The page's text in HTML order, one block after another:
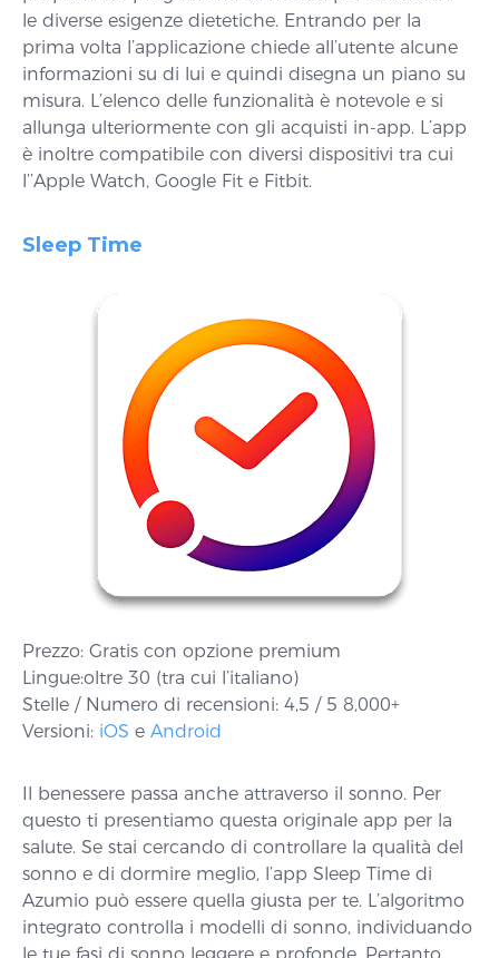
le diverse esigenze dietetiche. Entrando per la
prima volta l’applicazione chiede all’utente alcune
informazioni su di lui e quindi disegna un piano su
misura. L’elenco delle funzionalità è notevole e si
allunga ulteriormente con gli acquisti in-app. L’app
è inoltre compatibile con diversi dispositivi tra cui
l’’Apple Watch, Google Fit e Fitbit.
Sleep Time
Prezzo: Gratis con opzione premium
Lingue:oltre 30 (tra cui l’italiano)
Stelle / Numero di recensioni: 4,5 / 5 8,000+
Versioni: iOS e Android
Il benessere passa anche attraverso il sonno. Per
questo ti presentiamo questa originale app per la
salute. Se stai cercando di controllare la qualità del
sonno e di dormire meglio, l’app Sleep Time di
Azumio può essere quella giusta per te. L’algoritmo
integrato controlla i modelli di sonno, individuando